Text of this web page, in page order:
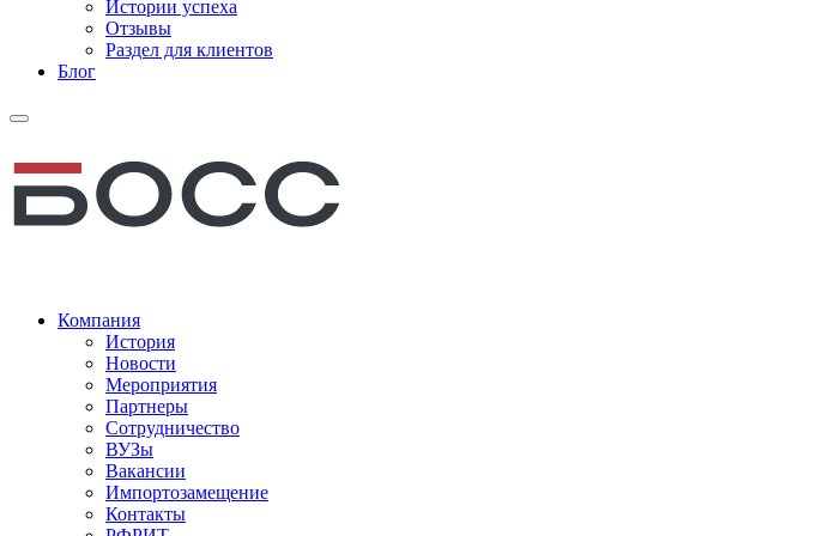
Истории успеха
Отзывы
Раздел для клиентов
Блог
Компания
История
Новости
Мероприятия
Партнеры
Сотрудничество
ВУЗы
Вакансии
Импортозамещение
Контакты